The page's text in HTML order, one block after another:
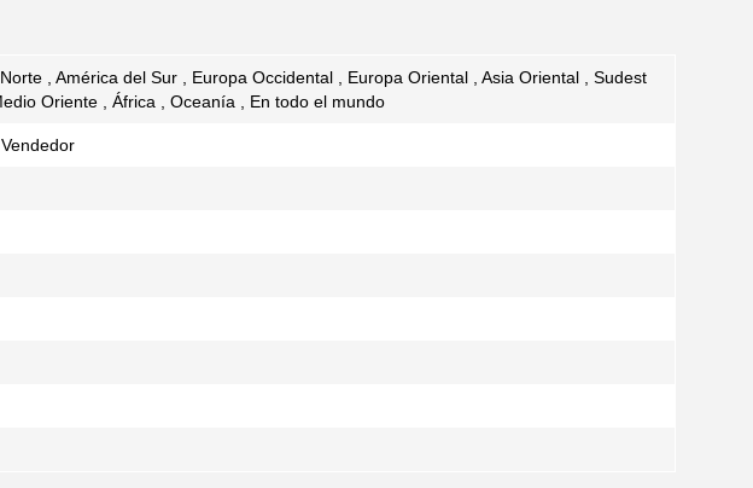
, América del Sur , Europa Occidental , Europa Oriental , Asia Oriental , Sudest
Oriente , África , Oceanía , En todo el mundo